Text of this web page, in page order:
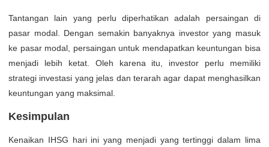
Tantangan lain yang perlu diperhatikan adalah persaingan di
pasar modal. Dengan semakin banyaknya investor yang masuk
ke pasar modal, persaingan untuk mendapatkan keuntungan bisa
menjadi lebih ketat. Oleh karena itu, investor perlu memiliki
strategi investasi yang jelas dan terarah agar dapat menghasilkan
keuntungan yang maksimal.
Kesimpulan
Kenaikan IHSG hari ini yang menjadi yang tertinggi dalam lima